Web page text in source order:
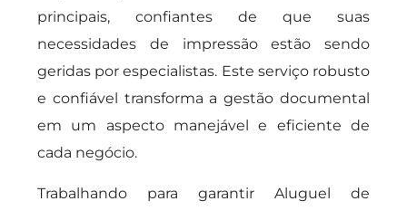
principais, confiantes de que suas
necessidades de impressão estão sendo
geridas por especialistas. Este serviço robusto
e confiável transforma a gestão documental
em um aspecto manejável e eficiente de
cada negócio.
Trabalhando para garantir Aluguel de